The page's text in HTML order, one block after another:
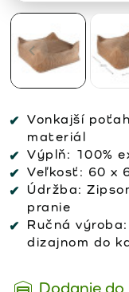
Vonkajší
materiál
Výplň: 100%
Veľkosť: 60 x
Údržba:
pranie
Ručná výroba:
dizajnom do
Dodanie